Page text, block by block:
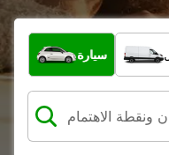
ما نوع المركبة؟
سيارة